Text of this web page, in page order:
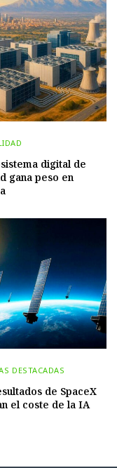
digital de
gana peso en
DESTACADAS
de SpaceX
el coste de la IA